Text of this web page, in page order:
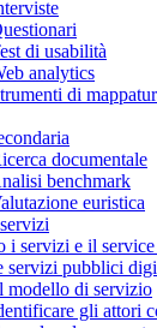
di usabilità
analytics
di
documentale
benchmark
euristica
i servizi e il
servizi pubblici
modello di servizio
gli attori